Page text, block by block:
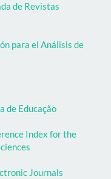
de Revistas
para el Análisis de
de Educação
Index for the
Journals